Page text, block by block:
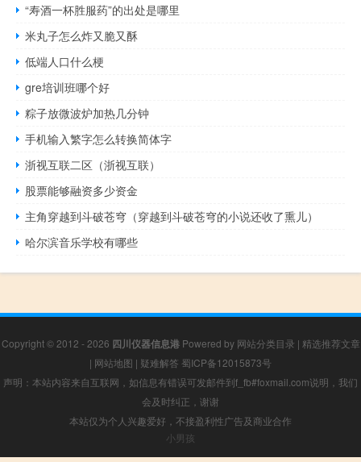
“寿酒一杯胜服药”的出处是哪里
米丸子怎么炸又脆又酥
低端人口什么梗
gre培训班哪个好
粽子放微波炉加热几分钟
手机输入繁字怎么转换简体字
浙视互联二区（浙视互联）
股票能够融资多少资金
主角穿越到斗破苍穹（穿越到斗破苍穹的小说还收了熏儿）
哈尔滨音乐学校有哪些
Copyright © 2012 - 2026 四川仪器信息港Powered by 网站分类目录 | 精选推荐文章
| 网站地图 | 疑难解答 蜀ICP备12015873号
声明：本站内容来自互联网，如信息有错误可发邮件到f_fb#foxmail.com说明，我们
会及时纠正，谢谢
本站仅为个人兴趣爱好，不接盈利性广告及商业合作
小男孩